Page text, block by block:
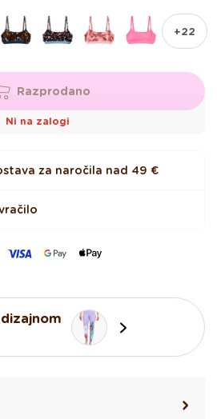
+22
Razprodano
Ni na zalogi
za naročila nad 49 €